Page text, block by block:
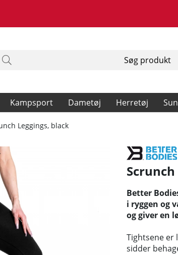
Kampsport Dametøj Herretøj
Leggings, black
Better
i ryggen og
og giver en
Tightsene er
sidder